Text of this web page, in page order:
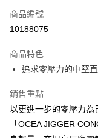
合作金庫商業銀行
上海商業儲蓄銀行
臺灣中小企業銀行
匯豐（台灣）商業銀行
元大商業銀行
玉山商業銀行
台新國際商業銀行
台灣樂天信用卡公司
合作金庫商業銀行
上海商業儲蓄銀行
國泰世華商業銀行
匯豐（台灣）商業銀行
元大商業銀行
玉山商業銀行
LINE Pay
Apple Pay
悠遊付
Google Pay
全盈+PAY
商品編號
10188075
商品特色
追求零壓力的中堅
銷售重點
以更進一步的零壓力為
「OCEA JIGGER